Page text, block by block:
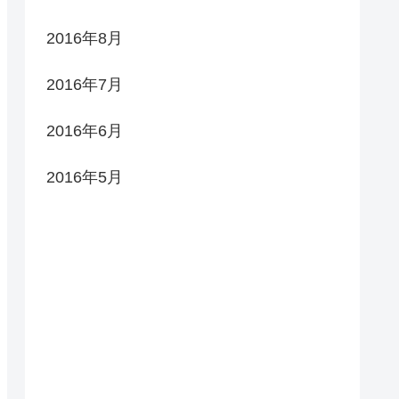
2016年8月
2016年7月
2016年6月
2016年5月